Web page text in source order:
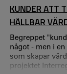
KUNDER ATT
HÅLLBAR
Begreppet
något - men i
som skapar
projektet